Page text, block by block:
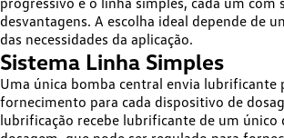
desvantagens. A escolha ideal depende de
das necessidades da aplicação.
Sistema Linha Simples
Uma única bomba central envia lubrificante
fornecimento para cada dispositivo de
lubrificação recebe lubrificante de um único